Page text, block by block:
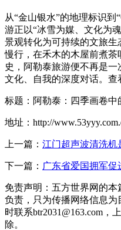
从“金山银水”的地理标识
游正以“冰雪为媒、文化为
景观转化为可持续的文旅
慢行，在禾木的木屋前煮
史，阿勒泰旅游便不再是一
文化、自我的深度对话。查
标题：阿勒泰：四季画卷中
地址：http://
上一篇： 江门超声波清洗机
下一篇： 广东省爱国拥军
免责声明：五方世界网的
负责，只为传播网络信息为
时联系btr2031@163.com，
除。